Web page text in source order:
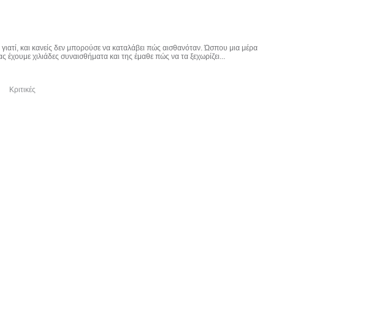
και κανείς δεν μπορούσε να καταλάβει πώς αισθανόταν. Ώσπου μια μέρα
έχουμε χιλιάδες συναισθήματα και της έμαθε πώς να τα ξεχωρίζει...
Κριτικές